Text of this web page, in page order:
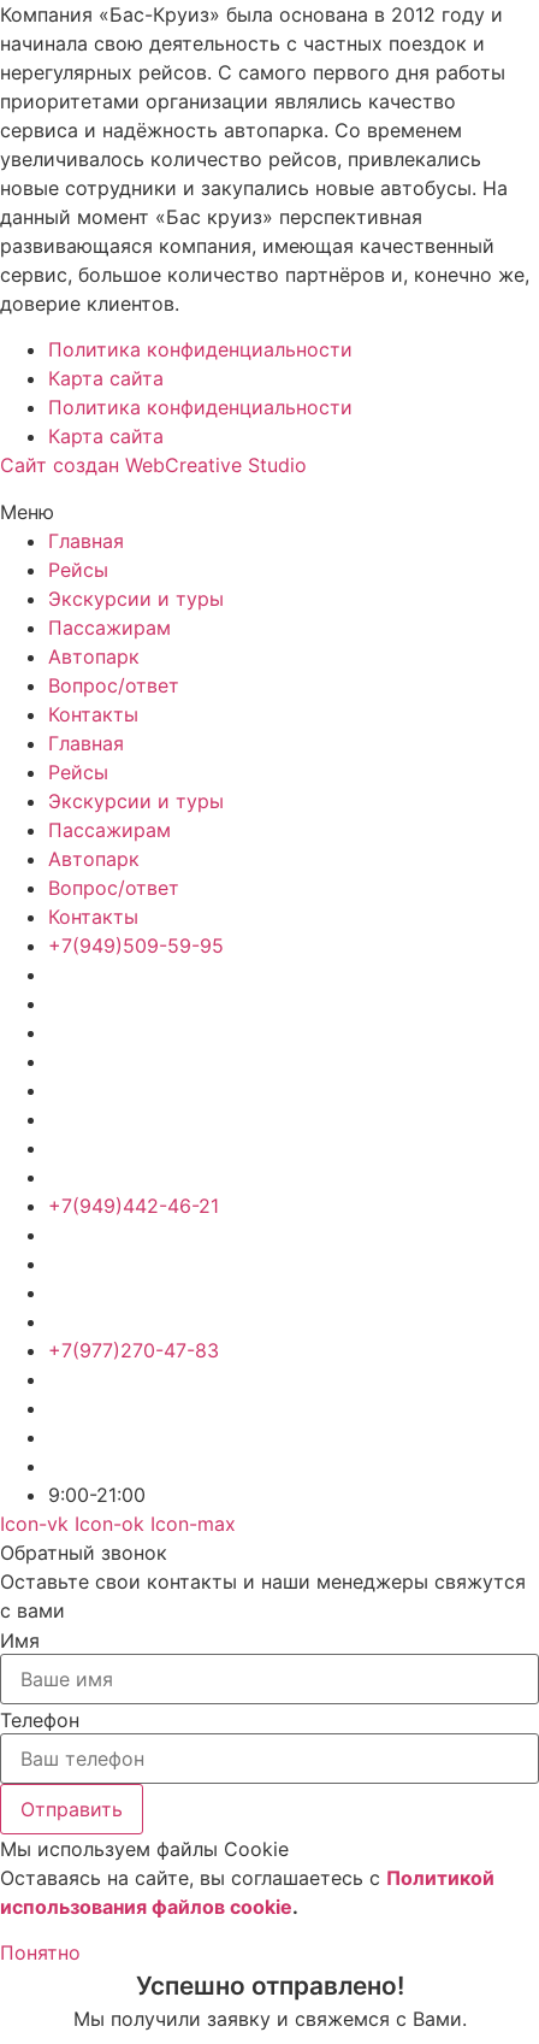
Компания «Бас-Круиз» была основана в 2012 году и
начинала свою деятельность с частных поездок и
нерегулярных рейсов. С самого первого дня работы
приоритетами организации являлись качество
сервиса и надёжность автопарка. Со временем
увеличивалось количество рейсов, привлекались
новые сотрудники и закупались новые автобусы. На
данный момент «Бас круиз» перспективная
развивающаяся компания, имеющая качественный
сервис, большое количество партнёров и, конечно же,
доверие клиентов.
Политика конфиденциальности
Карта сайта
Политика конфиденциальности
Карта сайта
Сайт создан WebCreative Studio
Меню
Главная
Рейсы
Экскурсии и туры
Пассажирам
Автопарк
Вопрос/ответ
Контакты
Главная
Рейсы
Экскурсии и туры
Пассажирам
Автопарк
Вопрос/ответ
Контакты
+7(949)509-59-95
+7(949)442-46-21
+7(977)270-47-83
9:00-21:00
Icon-vk Icon-ok Icon-max
Обратный звонок
Оставьте свои контакты и наши менеджеры свяжутся
с вами
Имя
Телефон
Отправить
Мы используем файлы Cookie
Оставаясь на сайте, вы соглашаетесь c Политикой
использования файлов cookie.
Понятно
Успешно отправлено!
Мы получили заявку и свяжемся с Вами.